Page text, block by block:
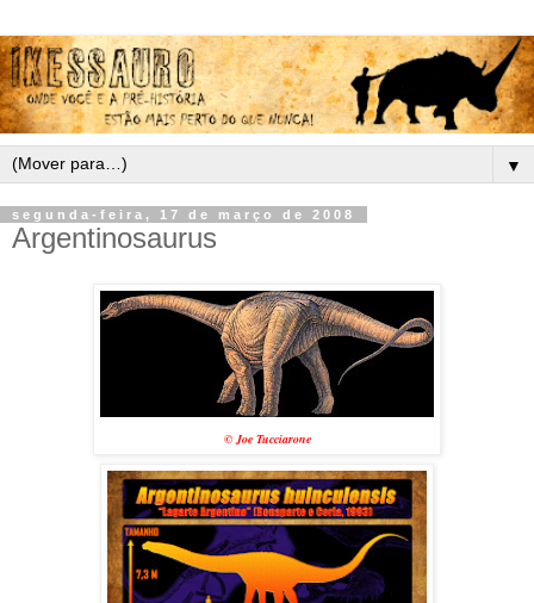
▼
segunda-feira, 17 de março de 2008
Argentinosaurus
© Joe Tucciarone